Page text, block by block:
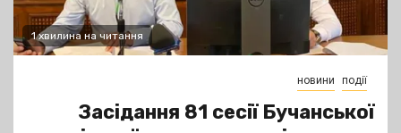
1 хвилина на читання
новини події
Засідання 81 сесії Бучанської